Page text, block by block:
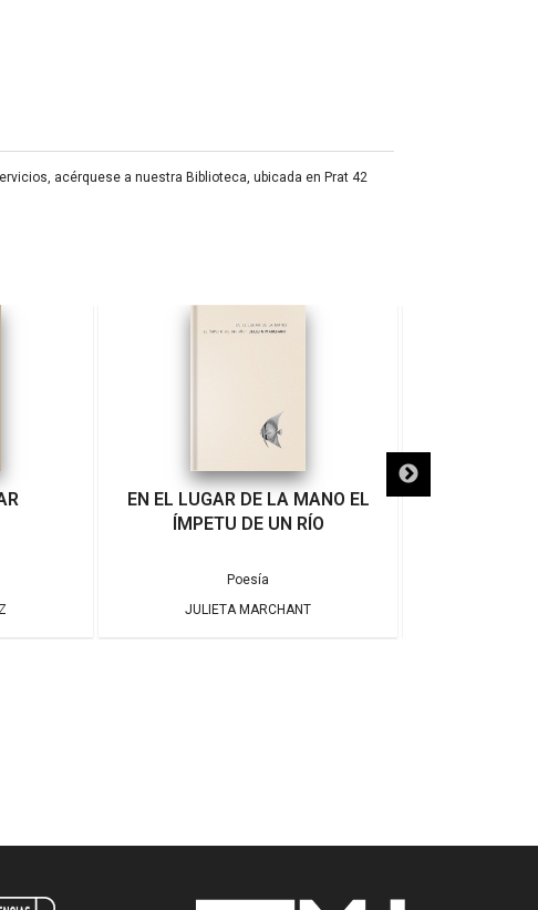
acérquese a nuestra Biblioteca, ubicada en Prat 42
EN EL LUGAR DE LA MANO EL
ÍMPETU DE UN RÍO
Poesía
JULIETA MARCHANT